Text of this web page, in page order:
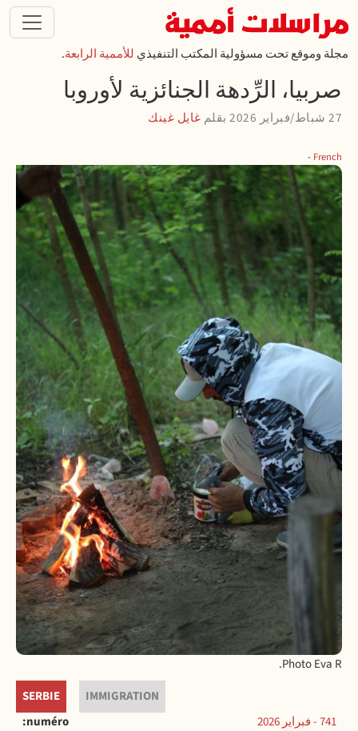
تجاوز إلى المحتوى الرئيسي
مجلة وموقع تحت مسؤولية المكتب التنفيذي للأممية الرابعة.
صربيا، الرِّدهة الجنائزية لأوروبا
27 شباط/فبراير 2026 بقلم غايل غينك
French
Photo Eva R.
SERBIE
IMMIGRATION
numéro
741 - فبراير 2026